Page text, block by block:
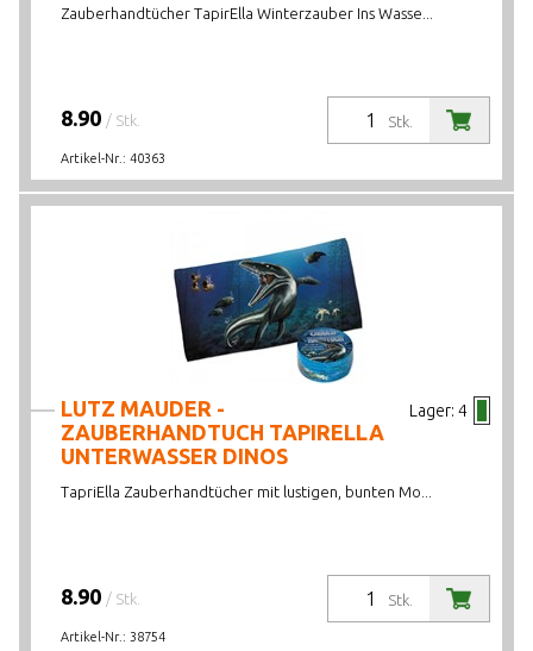
Zauberhandtücher TapirElla Winterzauber Ins Wasse...
Stk.
8.90 / Stk.
Artikel-Nr.: 40363
Lager: 4
LUTZ MAUDER -
ZAUBERHANDTUCH TAPIRELLA
UNTERWASSER DINOS
TapriElla Zauberhandtücher mit lustigen, bunten Mo...
Stk.
8.90 / Stk.
Artikel-Nr.: 38754